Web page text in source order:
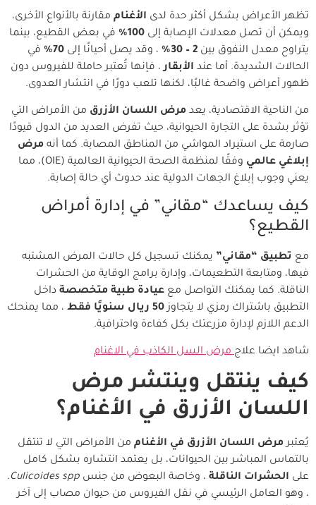
تظهر الأعراض بشكل أكثر حدة لدى الأغنام مقارنة بالأنواع الأخرى،
ويمكن أن تصل معدلات الإصابة إلى 100%
في بعض القطيع، بينما
يتراوح معدل النفوق بين 2 – 30% ، وقد يصل أحيانًا إلى 70%
في
الحالات الشديدة. أما عند الأبقار، فإنها تُعتبر حاملة للفيروس دون
ظهور أعراض واضحة غالبًا، لكنها تلعب دورًا في انتشار العدوى.
من الناحية الاقتصادية، يعد مرض اللسان الأزرق من الأمراض التي
تؤثر بشدة على التجارة الحيوانية، حيث تفرض العديد من الدول قيودًا
صارمة على استيراد المواشي من المناطق المصابة. كما أنه مرض
إبلاغي عالمي
وفقًا لمنظمة الصحة الحيوانية العالمية (OIE)، مما
يعني وجوب إبلاغ الجهات الدولية عند حدوث أي حالة إصابة.
كيف يساعدك “مقاني” في إدارة أمراض
القطيع؟
مع تطبيق “مقاني” يمكنك تسجيل كل حالات المرض المشتبه
فيها، ومتابعة التطعيمات، وإدارة برامج الوقاية من الحشرات
الناقلة. كما يمكنك التواصل مع عيادة طبية متخصصة داخل
التطبيق باشتراك رمزي لا يتجاوز50 ريال سنويًا فقط
، مما يمنحك
الدعم اللازم لإدارة مزرعتك بكل كفاءة واحترافية.
شاهد ايضا علاجمرض السل الكاذب في الاغنام
كيف ينتقل وينتشر مرض
اللسان الأزرق في الأغنام؟
يُعتبرمرض اللسان الأزرق في الأغنام من الأمراض التي لا تنتقل
بالتماس المباشر بين الحيوانات، بل يعتمد انتشاره بشكل كامل
على الحشرات الناقلة ، وخاصة البعوض من جنس Culicoides spp.
، وهو العامل الرئيسي في نقل الفيروس من حيوان مصاب إلى آخر